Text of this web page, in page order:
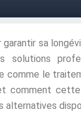
sa
solutions
comme le
comment
alternatives